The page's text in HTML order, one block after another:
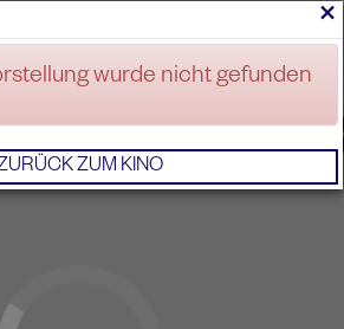
ANMELDEN
×
wurde nicht gefunden
ZUM KINO